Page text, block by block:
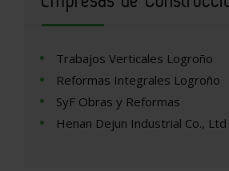
Trabajos Verticales Logroño
Reformas Integrales Logroño
SyF Obras y Reformas
Henan Dejun Industrial Co., Ltd